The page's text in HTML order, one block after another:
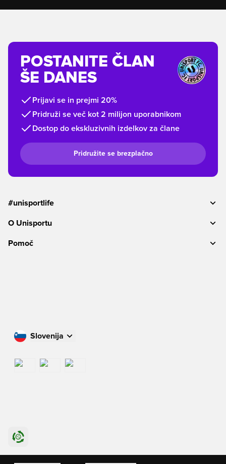
POSTANITE ČLAN
ŠE DANES
Prijavi se in prejmi 20%
Pridruži se več kot 2 milijon uporabnikom
Dostop do ekskluzivnih izdelkov za člane
Pridružite se brezplačno
#unisportlife
O Unisportu
Pomoč
Slovenija
International